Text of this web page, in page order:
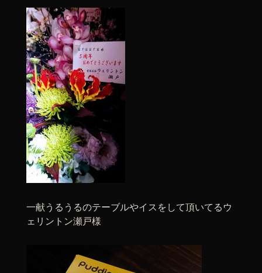
一献うるうるのテーブルやイスをして頂いてるウ
ェリントン瀬戸様